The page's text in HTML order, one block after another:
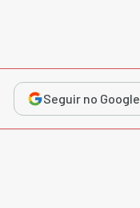
Seguir no Google